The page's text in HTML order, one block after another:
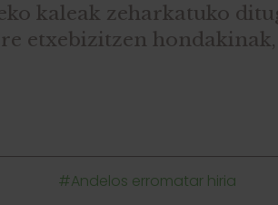
kaleak zeharkatuko
etxebizitzen
#Andelos erromatar hiria